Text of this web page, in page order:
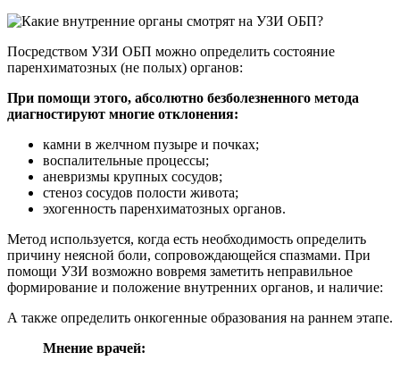
Посредством УЗИ ОБП можно определить состояние
паренхиматозных (не полых) органов:
При помощи этого, абсолютно безболезненного метода
диагностируют многие отклонения:
камни в желчном пузыре и почках;
воспалительные процессы;
аневризмы крупных сосудов;
стеноз сосудов полости живота;
эхогенность паренхиматозных органов.
Метод используется, когда есть необходимость определить
причину неясной боли, сопровождающейся спазмами. При
помощи УЗИ возможно вовремя заметить неправильное
формирование и положение внутренних органов, и наличие:
А также определить онкогенные образования на раннем этапе.
Мнение врачей: